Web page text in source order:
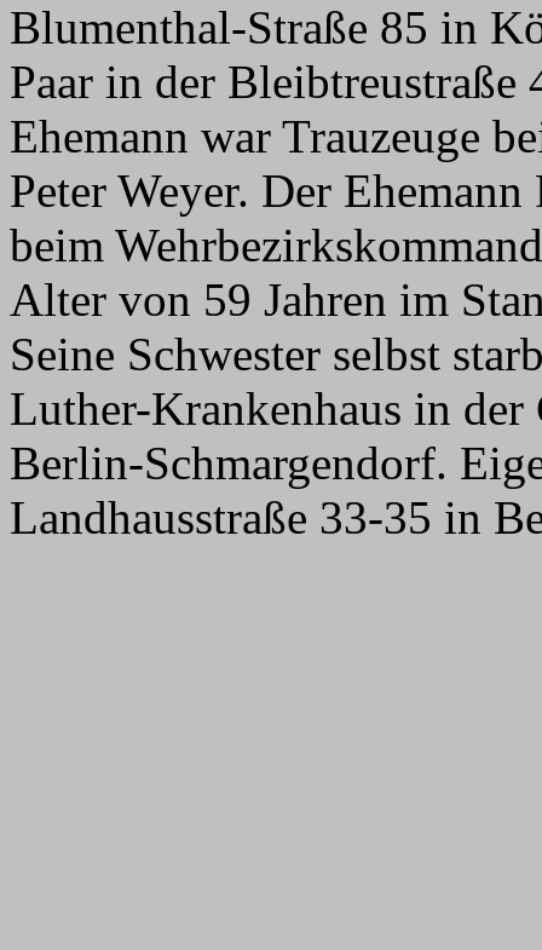
Blumenthal-Straße 85 in
Paar in der
Ehemann war Trauzeuge
Peter Weyer. Der
beim
Alter von 59 Jahren im
Seine Schwester selbst
Luther-Krankenhaus in
Berlin-Schmargendorf.
Landhausstraße 33-35 in